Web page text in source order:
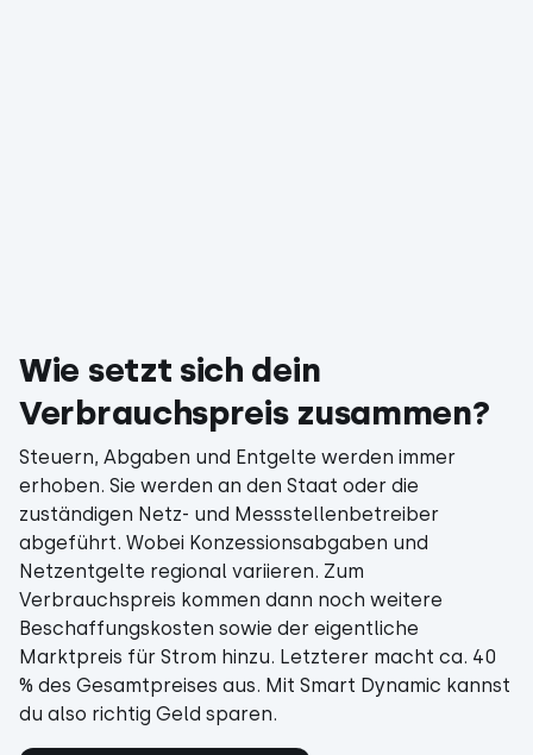
Wie setzt sich dein
Verbrauchspreis zusammen?
Steuern, Abgaben und Entgelte werden immer
erhoben. Sie werden an den Staat oder die
zuständigen Netz- und Messstellenbetreiber
abgeführt. Wobei Konzessionsabgaben und
Netzentgelte regional variieren. Zum
Verbrauchspreis kommen dann noch weitere
Beschaffungskosten sowie der eigentliche
Marktpreis für Strom hinzu. Letzterer macht ca. 40
% des Gesamtpreises aus. Mit Smart Dynamic kannst
du also richtig Geld sparen.